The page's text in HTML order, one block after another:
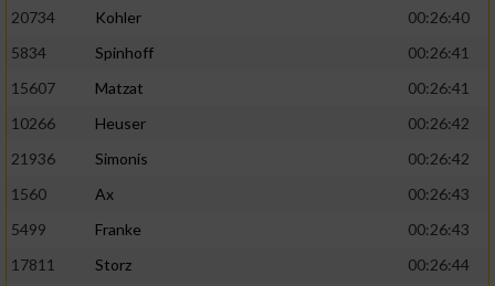
20734
Kohler
00:26:40
5834
Spinhoff
00:26:41
15607
Matzat
00:26:41
10266
Heuser
00:26:42
21936
Simonis
00:26:42
1560
Ax
00:26:43
5499
Franke
00:26:43
17811
Storz
00:26:44